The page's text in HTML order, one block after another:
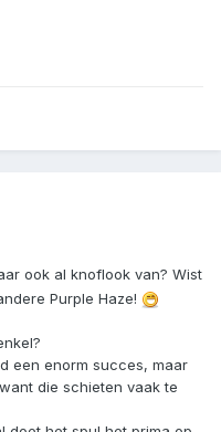
ook al knoflook van? Wist
Purple Haze!
een enorm succes, maar
die schieten vaak te